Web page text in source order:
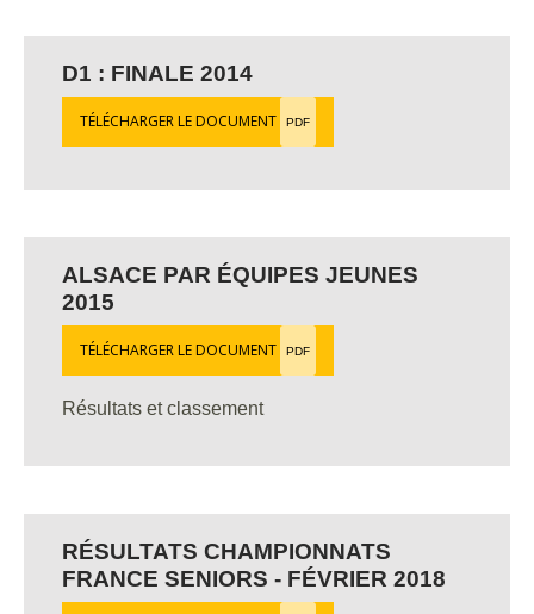
D1 : FINALE 2014
TÉLÉCHARGER LE DOCUMENT PDF
ALSACE PAR ÉQUIPES JEUNES
2015
TÉLÉCHARGER LE DOCUMENT PDF
Résultats et classement
RÉSULTATS CHAMPIONNATS
FRANCE SENIORS - FÉVRIER 2018